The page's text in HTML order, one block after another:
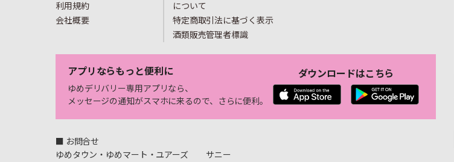
利用規約
会社概要
について
特定商取引法に基づく表示
酒類販売管理者標識
アプリならもっと便利に
ゆめデリバリー専用アプリなら、
メッセージの通知がスマホに来るので、さらに便利。
ダウンロードはこちら
■ お問合せ
ゆめタウン・ゆめマート・ユアーズ
サニー